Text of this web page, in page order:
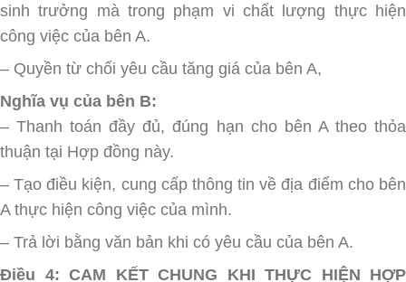
sinh trưởng mà trong phạm vi chất lượng thực hiện
công việc của bên A.
– Quyền từ chối yêu cầu tăng giá của bên A,
Nghĩa vụ của bên B:
– Thanh toán đầy đủ, đúng hạn cho bên A theo thỏa
thuận tại Hợp đồng này.
– Tạo điều kiện, cung cấp thông tin về địa điểm cho bên
A thực hiện công việc của mình.
– Trả lời bằng văn bản khi có yêu cầu của bên A.
Điều 4: CAM KẾT CHUNG KHI THỰC HIỆN HỢP